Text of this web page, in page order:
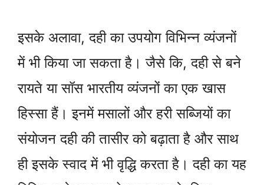
इसके अलावा, दही का उपयोग विभिन्न व्यंजनों
में भी किया जा सकता है। जैसे कि, दही से बने
रायते या सॉस भारतीय व्यंजनों का एक खास
हिस्सा हैं। इनमें मसालों और हरी सब्जियों का
संयोजन दही की तासीर को बढ़ाता है और साथ
ही इसके स्वाद में भी वृद्धि करता है। दही का यह